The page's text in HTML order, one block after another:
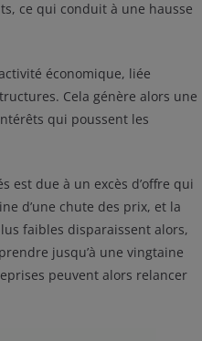
ce qui conduit à une hausse
économique, liée
Cela génère alors une
qui poussent les
est due à un excès d’offre qui
d’une chute des prix, et la
faibles disparaissent alors,
jusqu’à une vingtaine
peuvent alors relancer